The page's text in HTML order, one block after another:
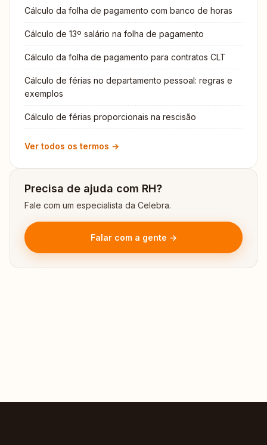
Cálculo da folha de pagamento com banco de horas
Cálculo de 13º salário na folha de pagamento
Cálculo da folha de pagamento para contratos CLT
Cálculo de férias no departamento pessoal: regras e
exemplos
Cálculo de férias proporcionais na rescisão
Ver todos os termos →
Precisa de ajuda com RH?
Fale com um especialista da Celebra.
Falar com a gente →